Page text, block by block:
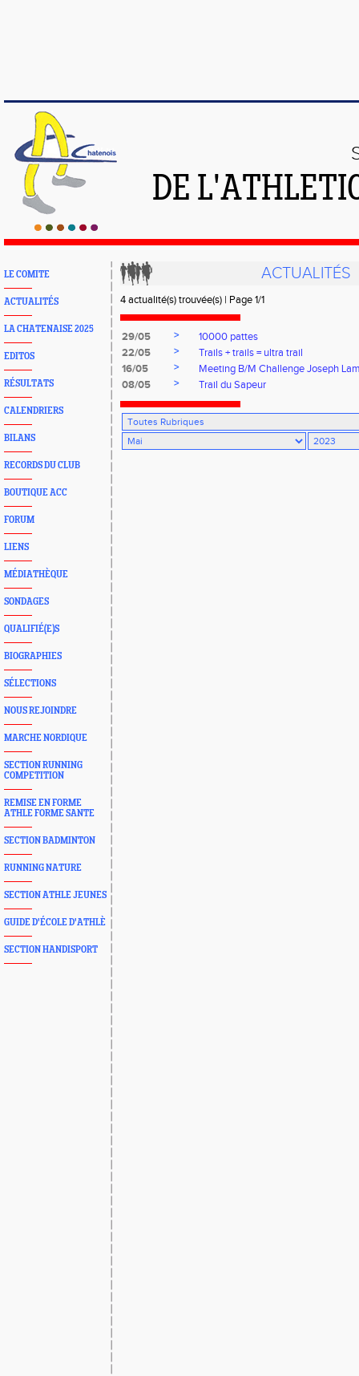
DE
LE COMITE
ACTUALITÉS
LA CHATENAISE 2025
EDITOS
RÉSULTATS
CALENDRIERS
BILANS
RECORDS DU CLUB
BOUTIQUE ACC
FORUM
LIENS
MÉDIATHÈQUE
SONDAGES
QUALIFIÉ(E)S
BIOGRAPHIES
SÉLECTIONS
NOUS REJOINDRE
MARCHE NORDIQUE
SECTION RUNNING
COMPETITION
REMISE EN FORME
ATHLE FORME SANTE
SECTION BADMINTON
RUNNING NATURE
SECTION ATHLE JEUNES
GUIDE D'ÉCOLE D'ATHLÈ
SECTION HANDISPORT
ACTUALITÉS
4 actualité(s) trouvée(s) | Page 1/1
29/05 >
10000 pattes
22/05
>
Trails + trails = ultra trail
16/05
>
Meeting B/M Challenge Joseph
08/05
> Trail du Sapeur